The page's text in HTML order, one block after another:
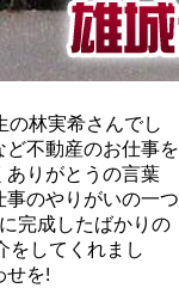
の林実希さんでし
不動産のお仕事を
ありがとうの言葉
のやりがいの一つ
完成したばかりの
をしてくれまし
せを!